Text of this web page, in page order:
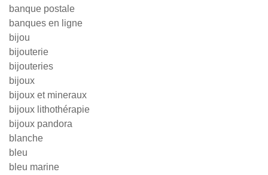
banque postale
banques en ligne
bijou
bijouterie
bijouteries
bijoux
bijoux et mineraux
bijoux lithothérapie
bijoux pandora
blanche
bleu
bleu marine